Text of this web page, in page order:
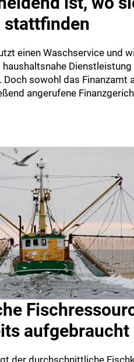
stattfinden
einen Waschservice und
Dienstleistung
Doch sowohl das Finanzamt
angerufene
aufgebraucht
der durchschnittliche